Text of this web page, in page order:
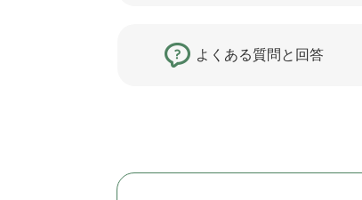
よくある質問と回答